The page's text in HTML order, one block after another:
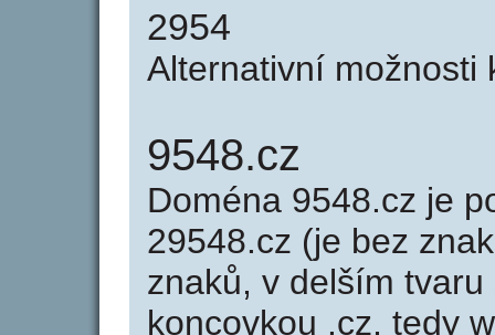
2954
Alternativní možnosti
9548.cz
Doména 9548.cz je
29548.cz (je bez
znaků, v delším
koncovkou .cz, tedy